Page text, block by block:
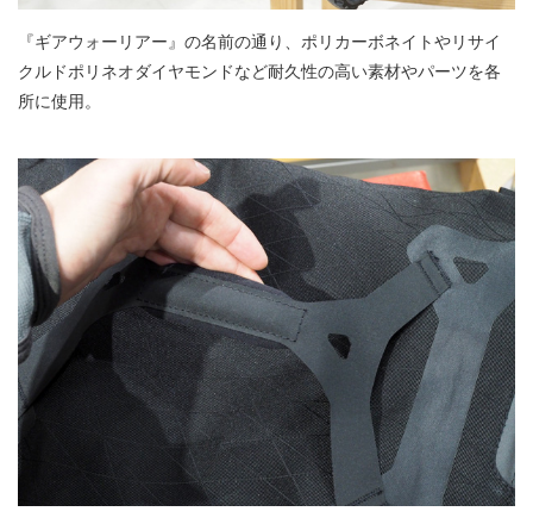
『ギアウォーリアー』の名前の通り、ポリカーボネイトやリサイ
クルドポリネオダイヤモンドなど耐久性の高い素材やパーツを各
所に使用。